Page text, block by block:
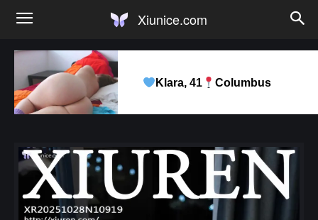
Xiunice.com
Klara, 41 Columbus